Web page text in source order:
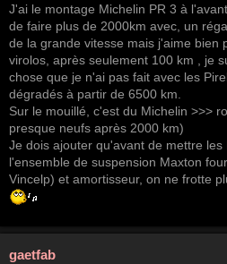
J'ai le montage Michelin PR 3 à
de faire plus de 2000km avec, un
de la grande vitesse mais j'aime bien
virolos, après seulement 100 km , je
chose que je n'ai pas fait avec les
dégradés à partir de 6500 km.
Sur le mouillé, c'est du Michelin >>>
presque neufs après 2000 km)
Je dois ajouter qu'avant de mettre les
l'ensemble de suspension Maxton
Vincelp) et amortisseur, on ne frotte
gaetfab